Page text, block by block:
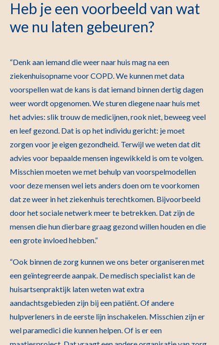
Heb je een voorbeeld van wat
we nu laten gebeuren?
“Denk aan iemand die weer naar huis mag na een
ziekenhuisopname voor COPD. We kunnen met data
voorspellen wat de kans is dat iemand binnen dertig dagen
weer wordt opgenomen. We sturen diegene naar huis met
het advies: slik trouw de medicijnen, rook niet, beweeg veel
en leef gezond. Dat is op het individu gericht: je moet
zorgen voor je eigen gezondheid. Terwijl we weten dat dit
advies voor bepaalde mensen ingewikkeld is om te volgen.
Misschien moeten we met behulp van voorspelmodellen
voor deze mensen wel iets anders doen om te voorkomen
dat ze weer in het ziekenhuis terechtkomen. Bijvoorbeeld
door het sociale netwerk meer te betrekken. Dat zijn de
mensen die hun dierbare graag gezond willen houden en die
een grote invloed hebben.”
“Ook binnen de zorg kunnen we ons beter organiseren met
een geïntegreerde aanpak. De medisch specialist kan de
huisartsenpraktijk laten weten wat extra
aandachtsgebieden zijn bij een patiënt. Of andere
hulpverleners in de eerste lijn inschakelen. Misschien zijn er
wel paramedici die kunnen helpen. Of is er een